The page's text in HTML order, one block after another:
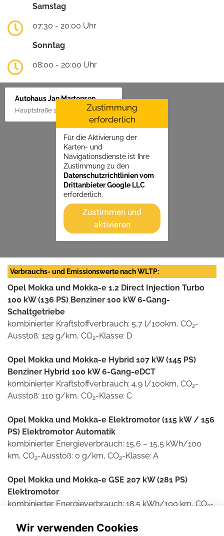
Samstag
07:30 - 20:00 Uhr
Sonntag
08:00 - 20:00 Uhr
Autohaus Jan Martensen
Hauptstraße 1, 25862 GoldelundZustimmung
erforderlich
Für die Aktivierung der
Karten- und
Navigationsdienste ist Ihre
Zustimmung zu den
Datenschutzrichtlinien vom
Drittanbieter Google LLC
erforderlich.
Zustimmen und
aktivieren
Verbrauchs- und Emissionswerte nach WLTP:
Opel Mokka und Mokka-e 1.2 Direct Injection Turbo
100 kW (136 PS) Benziner 100 kW 6-Gang-
Schaltgetriebe
kombinierter Kraftstoffverbrauch: 5,7 l/100km, CO2-
Ausstoß: 129 g/km, CO2-Klasse: D
Opel Mokka und Mokka-e Hybrid 107 kW (145 PS)
Benziner Hybrid 100 kW 6-Gang-eDCT
kombinierter Kraftstoffverbrauch: 4,9 l/100km, CO2-
Ausstoß: 110 g/km, CO2-Klasse: C
Opel Mokka und Mokka-e Elektromotor (115 kW / 156
PS) Elektromotor Automatik
kombinierter Energieverbrauch: 15,6 – 15,5 kWh/100
km, CO2-Ausstoß: 0 g/km, CO2-Klasse: A
Opel Mokka und Mokka-e GSE 207 kW (281 PS)
Elektromotor
kombinierter Energieverbrauch: 18,5 kWh/100 km, CO2-
Wir verwenden Cookies